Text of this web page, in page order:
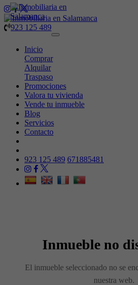
923 125 489
Toggle
Inicio
Comprar
Alquilar
Traspaso
Promociones
Valora tu vivienda
Vende tu inmueble
Blog
Servicios
Contacto
923 125 489 671885481
Inmueble no
El inmueble seleccionado no se
nuestra web.